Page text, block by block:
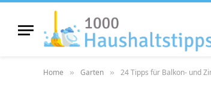
Home » Garten » 24 Tipps für Balkon- und